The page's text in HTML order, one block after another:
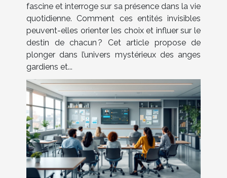
fascine et interroge sur sa présence dans la vie
quotidienne. Comment ces entités invisibles
peuvent-elles orienter les choix et influer sur le
destin de chacun ? Cet article propose de
plonger dans l’univers mystérieux des anges
gardiens et...